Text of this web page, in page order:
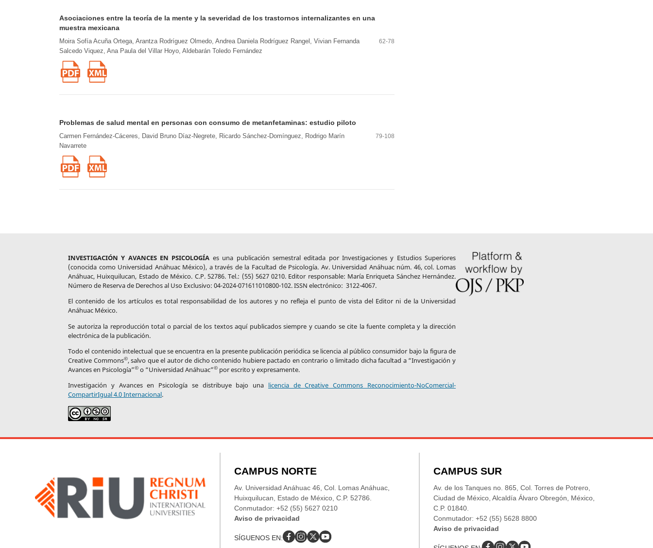
Asociaciones entre la teoría de la mente y la severidad de los trastornos internalizantes en una
muestra mexicana
Moira Sofía Acuña Ortega, Arantza Rodríguez Olmedo, Andrea Daniela Rodríguez Rangel, Vivian Fernanda
Salcedo Viquez, Ana Paula del Villar Hoyo, Aldebarán Toledo Fernández
62-78
Problemas de salud mental en personas con consumo de metanfetaminas: estudio piloto
Carmen Fernández-Cáceres, David Bruno Díaz-Negrete, Ricardo Sánchez-Domínguez, Rodrigo Marín
Navarrete
79-108
INVESTIGACIÓN Y AVANCES EN PSICOLOGÍA es una publicación semestral editada por Investigaciones y Estudios Superiores
(conocida como Universidad Anáhuac México), a través de la Facultad de Psicología. Av. Universidad Anáhuac núm. 46, col. Lomas
Anáhuac, Huixquilucan, Estado de México. C.P. 52786. Tel.: (55) 5627 0210. Editor responsable: María Enriqueta Sánchez Hernández.
Número de Reserva de Derechos al Uso Exclusivo: 04-2024-071611010800-102. ISSN electrónico: 3122-4067.
El contenido de los artículos es total responsabilidad de los autores y no refleja el punto de vista del Editor ni de la Universidad
Anáhuac México.
Se autoriza la reproducción total o parcial de los textos aquí publicados siempre y cuando se cite la fuente completa y la dirección
electrónica de la publicación.
Todo el contenido intelectual que se encuentra en la presente publicación periódica se licencia al público consumidor bajo la figura de
Creative Commons©, salvo que el autor de dicho contenido hubiere pactado en contrario o limitado dicha facultad a “Investigación y
Avances en Psicología”© o “Universidad Anáhuac”© por escrito y expresamente.
Investigación y Avances en Psicología se distribuye bajo una licencia de Creative Commons Reconocimiento-NoComercial-
CompartirIgual 4.0 Internacional.
CAMPUS NORTE
Av. Universidad Anáhuac 46, Col. Lomas Anáhuac,
Huixquilucan, Estado de México, C.P. 52786.
Conmutador: +52 (55) 5627 0210
Aviso de privacidad
SÍGUENOS EN:
CAMPUS SUR
Av. de los Tanques no. 865, Col. Torres de Potrero,
Ciudad de México, Alcaldía Álvaro Obregón, México,
C.P. 01840.
Conmutador: +52 (55) 5628 8800
Aviso de privacidad